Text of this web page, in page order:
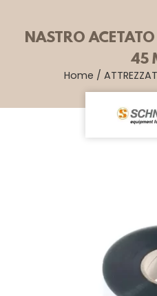
NASTRO ACETATO
45
Home /